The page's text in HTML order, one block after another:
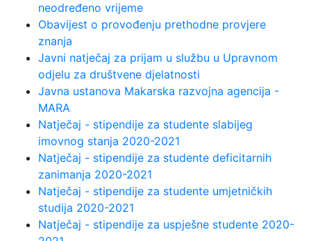
neodređeno vrijeme
Obavijest o provođenju prethodne provjere
znanja
Javni natječaj za prijam u službu u Upravnom
odjelu za društvene djelatnosti
Javna ustanova Makarska razvojna agencija -
MARA
Natječaj - stipendije za studente slabijeg
imovnog stanja 2020-2021
Natječaj - stipendije za studente deficitarnih
zanimanja 2020-2021
Natječaj - stipendije za studente umjetničkih
studija 2020-2021
Natječaj - stipendije za uspješne studente 2020-